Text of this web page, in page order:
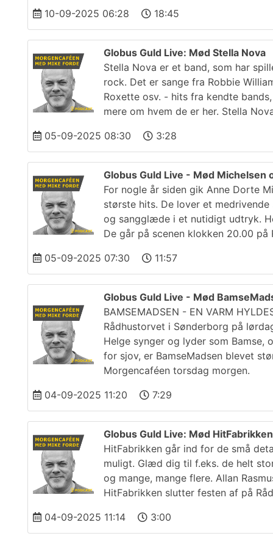
10-09-2025 06:28
18:45
Globus Guld Live: Mød Stella Nova
Stella Nova er et band, som har
rock. Det er sange fra Robbie
Roxette osv. - hits fra kendte
mere om hvem de er her. Stella
05-09-2025 08:30
3:28
Globus Guld Live - Mød Michelsen
For nogle år siden gik Anne Dorte
største hits. De lover et
og sangglæde i et nutidigt udtryk.
De går på scenen klokken 20.00
05-09-2025 07:30
11:57
Globus Guld Live - Mød
BAMSEMADSEN - EN VARM
Rådhustorvet i Sønderborg på
Helge synger og lyder som Bamse,
for sjov, er BamseMadsen blevet
Morgencaféen torsdag morgen.
04-09-2025 11:20
7:29
Globus Guld Live: Mød HitFabrikken
HitFabrikken går ind for de små
muligt. Glæd dig til f.eks. de helt
og mange, mange flere. Allan
HitFabrikken slutter festen af på
04-09-2025 11:14
3:00